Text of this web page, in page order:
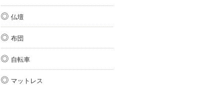
仏壇
布団
自転車
マットレス